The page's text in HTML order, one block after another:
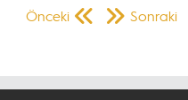
Önceki Sonraki